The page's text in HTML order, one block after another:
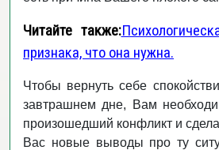
Читайте также:
признака, что она нужна.
Чтобы вернуть себе
завтрашнем дне, Вам
произошедший конфликт и
Вас новые выводы про ту